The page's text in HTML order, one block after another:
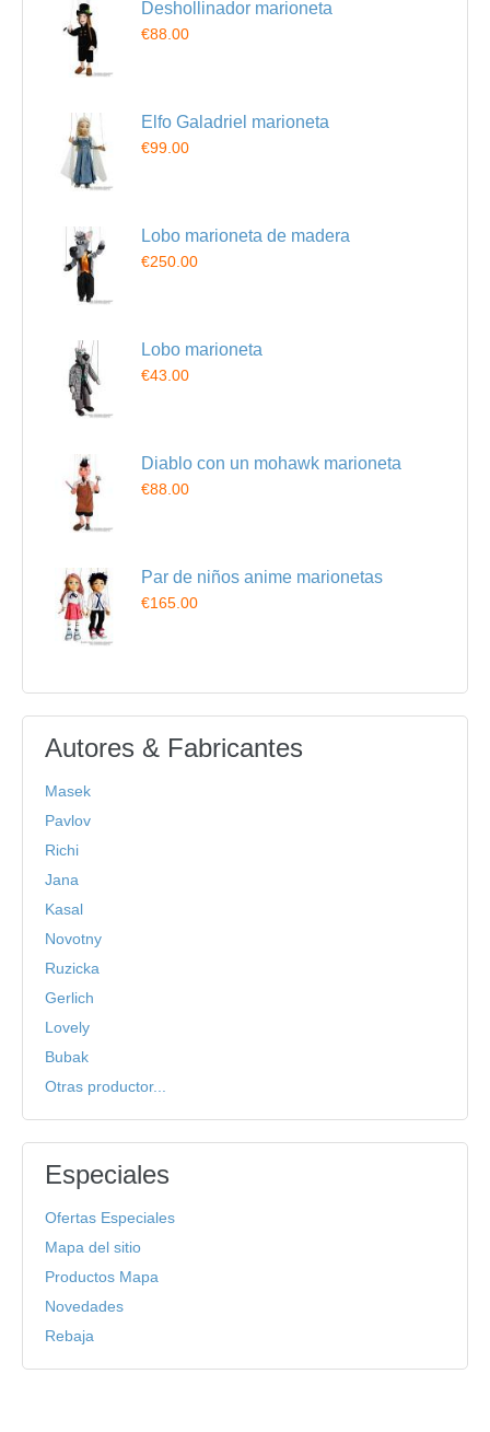
Deshollinador marioneta
€88.00
Elfo Galadriel marioneta
€99.00
Lobo marioneta de madera
€250.00
Lobo marioneta
€43.00
Diablo con un mohawk marioneta
€88.00
Par de niños anime marionetas
€165.00
Autores & Fabricantes
Masek
Pavlov
Richi
Jana
Kasal
Novotny
Ruzicka
Gerlich
Lovely
Bubak
Otras productor...
Especiales
Ofertas Especiales
Mapa del sitio
Productos Mapa
Novedades
Rebaja